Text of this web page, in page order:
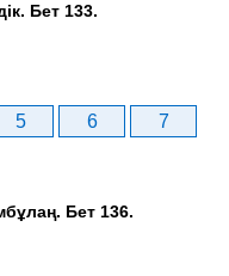
Бет 133.
5 6
7
Бет 136.